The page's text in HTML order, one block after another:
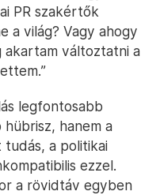
PR szakértők
a világ? Vagy ahogy
akartam változtatni a
legfontosabb
hanem a
tudás, a politikai
ezzel.
a rövidtáv egyben